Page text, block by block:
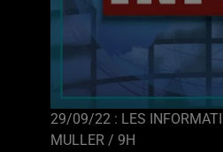
29/09/22 : LES
MULLER / 9H